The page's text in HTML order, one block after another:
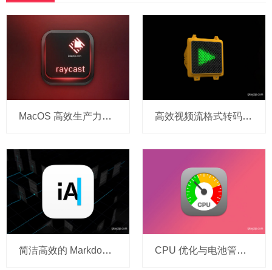
MacOS 高效生产力工具 Raycast Pro v1.104.18 破解版 高效视频流格式转码工具 EditReady v26.1 破解版
简洁高效的 Markdown 创作工具 iA Writer v8.0 破解版 CPU 优化与电池管理工具 App Tamer v2.8.4 破解版